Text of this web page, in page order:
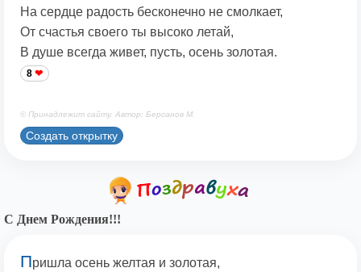
На сердце радость бесконечно не смолкает,
От счастья своего ты высоко летай,
В душе всегда живет, пусть, осень золотая.
8
© Принадлежит сайту. Автор: Берсанов М.
Создать открытку
С Днем Рождения!!!
Пришла осень желтая и золотая,